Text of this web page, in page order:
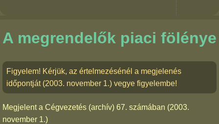
A megrendelők piaci fölénye
Figyelem! Kérjük, az értelmezésénél a megjelenés
időpontját (2003. november 1.) vegye figyelembe!
Megjelent a Cégvezetés (archív) 67. számában (2003.
november 1.)